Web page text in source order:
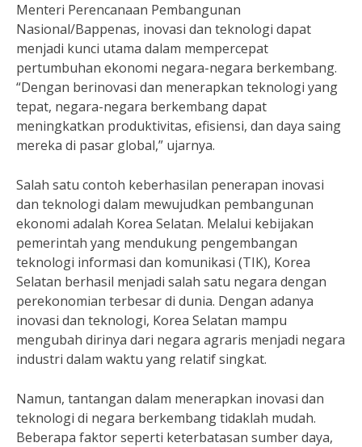
Menteri Perencanaan Pembangunan
Nasional/Bappenas, inovasi dan teknologi dapat
menjadi kunci utama dalam mempercepat
pertumbuhan ekonomi negara-negara berkembang.
“Dengan berinovasi dan menerapkan teknologi yang
tepat, negara-negara berkembang dapat
meningkatkan produktivitas, efisiensi, dan daya saing
mereka di pasar global,” ujarnya.
Salah satu contoh keberhasilan penerapan inovasi
dan teknologi dalam mewujudkan pembangunan
ekonomi adalah Korea Selatan. Melalui kebijakan
pemerintah yang mendukung pengembangan
teknologi informasi dan komunikasi (TIK), Korea
Selatan berhasil menjadi salah satu negara dengan
perekonomian terbesar di dunia. Dengan adanya
inovasi dan teknologi, Korea Selatan mampu
mengubah dirinya dari negara agraris menjadi negara
industri dalam waktu yang relatif singkat.
Namun, tantangan dalam menerapkan inovasi dan
teknologi di negara berkembang tidaklah mudah.
Beberapa faktor seperti keterbatasan sumber daya,